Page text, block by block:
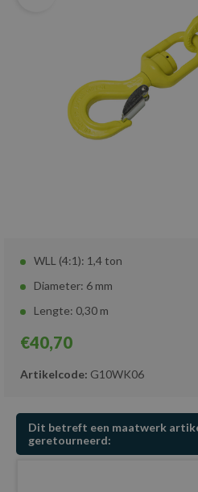
WLL (4:1): 1,4 ton
Diameter: 6 mm
Lengte: 0,30 m
€40,70
Artikelcode: G10WK06
Dit betreft een maatwerk
geretourneerd: